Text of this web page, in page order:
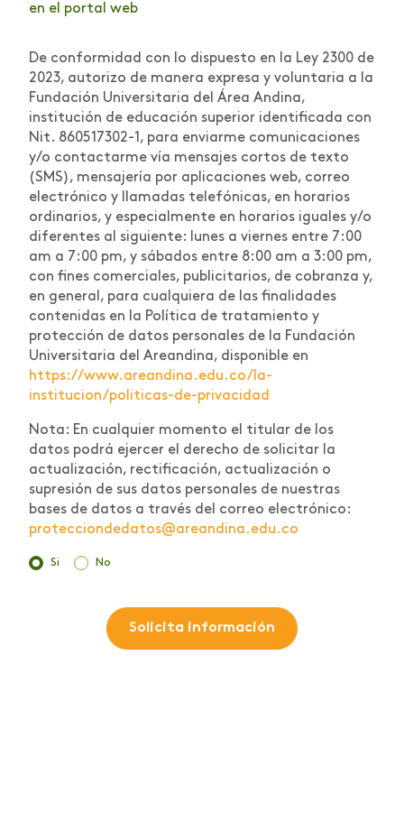
en el portal web
De conformidad con lo dispuesto en la Ley 2300 de
2023, autorizo de manera expresa y voluntaria a la
Fundación Universitaria del Área Andina,
institución de educación superior identificada con
Nit. 860517302-1, para enviarme comunicaciones
y/o contactarme vía mensajes cortos de texto
(SMS), mensajería por aplicaciones web, correo
electrónico y llamadas telefónicas, en horarios
ordinarios, y especialmente en horarios iguales y/o
diferentes al siguiente: lunes a viernes entre 7:00
am a 7:00 pm, y sábados entre 8:00 am a 3:00 pm,
con fines comerciales, publicitarios, de cobranza y,
en general, para cualquiera de las finalidades
contenidas en la Política de tratamiento y
protección de datos personales de la Fundación
Universitaria del Areandina, disponible en
https://www.areandina.edu.co/la-
institucion/politicas-de-privacidad
Nota: En cualquier momento el titular de los
datos podrá ejercer el derecho de solicitar la
actualización, rectificación, actualización o
supresión de sus datos personales de nuestras
bases de datos a través del correo electrónico:
protecciondedatos@areandina.edu.co
Si No
Solicita información